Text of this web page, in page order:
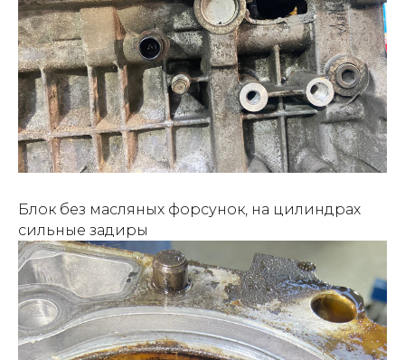
Блок без масляных форсунок, на цилиндрах
сильные задиры